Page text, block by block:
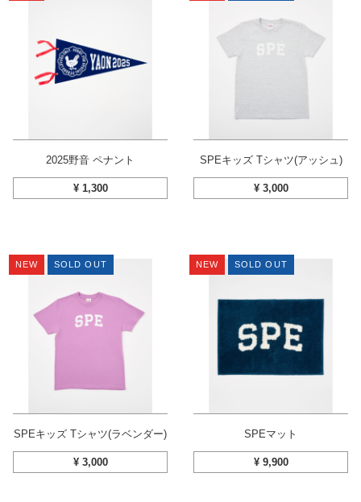
2025野音 ペナント
¥ 1,300
SPEキッズ Tシャツ(アッシュ)
¥ 3,000
NEW SOLD OUT
SPEキッズ Tシャツ(ラベンダー)
¥ 3,000
NEW SOLD OUT
SPEマット
¥ 9,900